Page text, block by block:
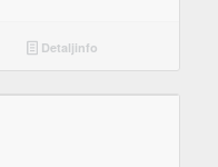
Detaljinfo